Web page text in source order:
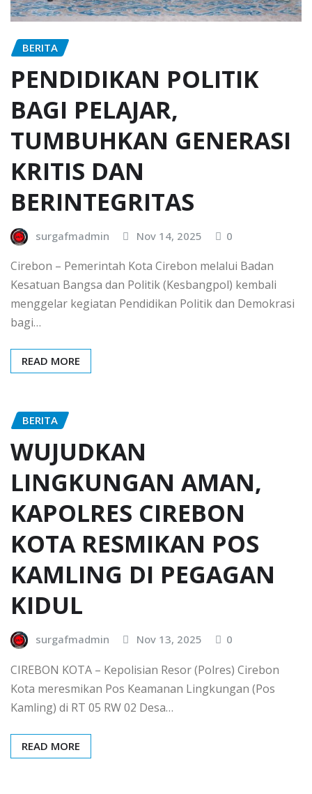
BERITA
PENDIDIKAN POLITIK
BAGI PELAJAR,
TUMBUHKAN GENERASI
KRITIS DAN
BERINTEGRITAS
surgafmadmin Nov 14, 2025 0
Cirebon – Pemerintah Kota Cirebon melalui Badan
Kesatuan Bangsa dan Politik (Kesbangpol) kembali
menggelar kegiatan Pendidikan Politik dan Demokrasi
bagi…
READ MORE
BERITA
WUJUDKAN
LINGKUNGAN AMAN,
KAPOLRES CIREBON
KOTA RESMIKAN POS
KAMLING DI PEGAGAN
KIDUL
surgafmadmin Nov 13, 2025 0
CIREBON KOTA – Kepolisian Resor (Polres) Cirebon
Kota meresmikan Pos Keamanan Lingkungan (Pos
Kamling) di RT 05 RW 02 Desa…
READ MORE